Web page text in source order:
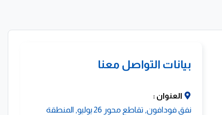
بيانات التواصل معنا
العنوان :
نفق فودافون, تقاطع محور 26 يوليو, المنطقة